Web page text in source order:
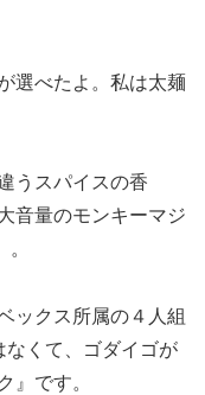
選べたよ。私は太麺
うスパイスの香
音量のモンキーマジ
ックス所属の４人組
なくて、ゴダイゴが
』です。